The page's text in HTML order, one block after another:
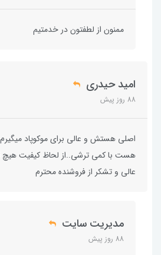
ممنون از لطفتون در خدمتیم
امید حیدری
88 روز پیش
اصلی هستش و عالی برای موکوپاد
هست با کمی ترشی..از لحاظ کیفیت هیچ
عالی و تشکر از فروشنده محترم
مدیریت سایت
88 روز پیش